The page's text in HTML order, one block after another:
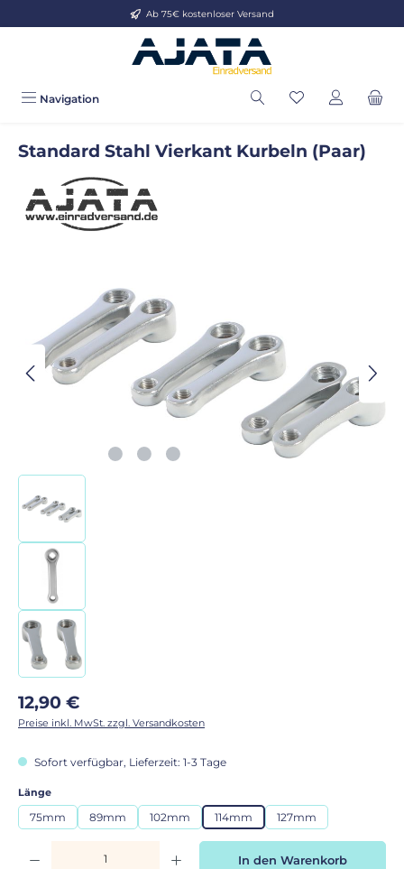
Zum Hauptinhalt springenAb 75€ kostenloser Versand
Navigation
Standard Stahl Vierkant Kurbeln (Paar)
Regulärer Preis:
12,90 €
Preise inkl. MwSt. zzgl. Versandkosten
Sofort verfügbar, Lieferzeit: 1-3 Tage
Längeauswählen
75mm 89mm 102mm 114mm 127mm
Produkt Anzahl: Gib den gewünschten Wert ein oder benutze die
In den Warenkorb